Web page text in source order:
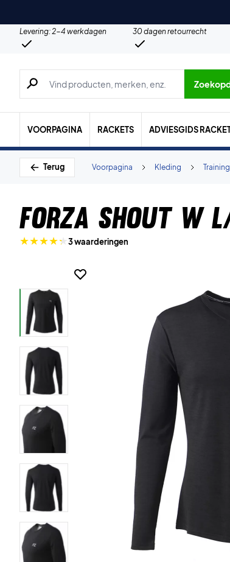
Levering: 2-4 werkdagen 30 dagen retourrecht
Zoeken naar producten, merken etc.
VOORPAGINA RACKETS ADVIESGIDS
Terug Kleding
Voorpagina
Forza Shout W L/
3 waarderingen